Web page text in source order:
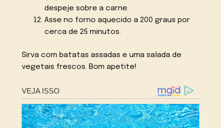
despeje sobre a carne.
Asse no forno aquecido a 200 graus por
cerca de 25 minutos.
Sirva com batatas assadas e uma salada de
vegetais frescos. Bom apetite!